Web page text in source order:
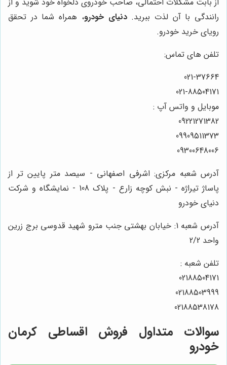
رانندگی با آن لذت ببرید.دنیای خودرو، همراه شما در تحقق
رویای خرید خودرو.
تلفن های تماس:
021-37664
021-88504171
موبایل و واتس آپ :
09221271382
09909511373
09300648006
آدرس شعبه مرکزی: اشرفی اصفهانی - سیصد متر پایین تر از
پاساژ تیراژه - نبش کوچه زارع - پلاک 108 - نمایشگاه و شرکت
دنیای خودرو
آدرس شعبه 1: خیابان بهشتی جنب مترو شهید قدوسی برج زرین
واحد 2/2
تلفن شعبه :
02188504171
02188503999
02188538178
سوالات متداول فروش اقساطی کرمان
خودرو